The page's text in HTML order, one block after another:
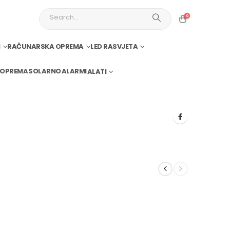
0
RAČUNARSKA OPREMA LED RASVJETA
SOLARNOALARMIALATI